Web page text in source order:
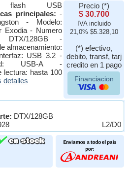
flash USB
principales: -
- Modelo:
Exodia - Numero
128GB -
almacenamiento:
USB 3.2 -
USB-A -
lectura: hasta 100
detalles
Precio (*)
$ 30.700
IVA incluido
21,0% $5.328,10
(*) efectivo,
debito, transf, tarj
credito en 1 pago
Financiacion
DTX/128GB
L2/D0